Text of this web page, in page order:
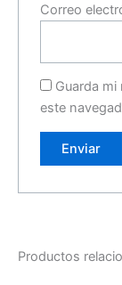
Correo
Guarda
este
Productos